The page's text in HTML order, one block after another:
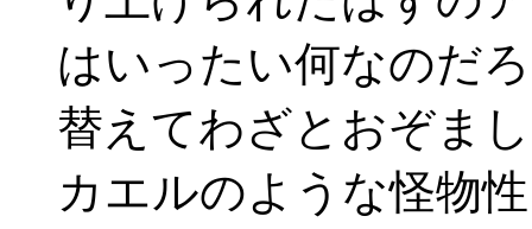
はいったい何なのだ
替えてわざとおぞま
カエルのような怪物